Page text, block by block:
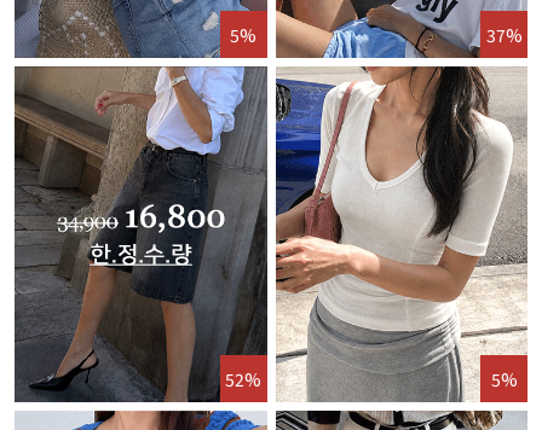
5% 37%
52% 5%